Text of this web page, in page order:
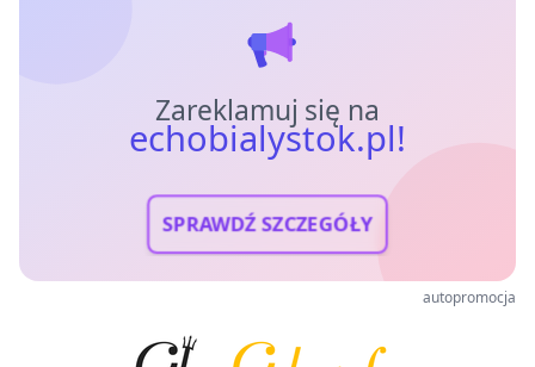
Zareklamuj się na
echobialystok.pl!
SPRAWDŹ SZCZEGÓŁY
autopromocja